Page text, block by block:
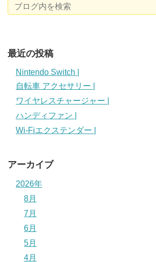
最近の投稿
Nintendo Switch |
自転車 アクセサリー |
ワイヤレスチャージャー |
ハンディファン |
Wi-Fiエクステンダー |
アーカイブ
2026年
8月
7月
6月
5月
4月